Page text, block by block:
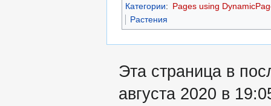
Категории: Pages using
Растения
Эта страница в
августа 2020 в